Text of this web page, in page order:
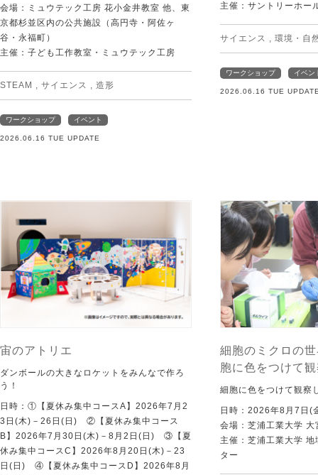
会場：ミュウテック工房 花小金井教室 他、東
京都杉並区内の公共施設（高円寺・阿佐ヶ
谷・永福町）
主催：子ども工作教室・ミュウテック工房
STEAM , サイエンス , 造形
ワークショップ イベント
2026.06.16 TUE UPDATE
主催：サントリーホー
サイエンス , 環境・自
ワークショップ イベン
2026.06.16 TUE
宙のアトリエ
ダンボールの大きなロケットをみんなで作ろ
う！
日時：①【夏休み集中コースA】2026年7月2
3日(木)－26日(日) ②【夏休み集中コース
B】2026年7月30日(木)－8月2日(日) ③【夏
休み集中コースC】2026年8月20日(木)－23
日(日) ④【夏休み集中コースD】2026年8月
細胞のミクロの
胞に色をつけて
細胞に色をつけて観察
日時：2026年8月7日(
会場：芝浦工業大学 大
主催：芝浦工業大学
ター